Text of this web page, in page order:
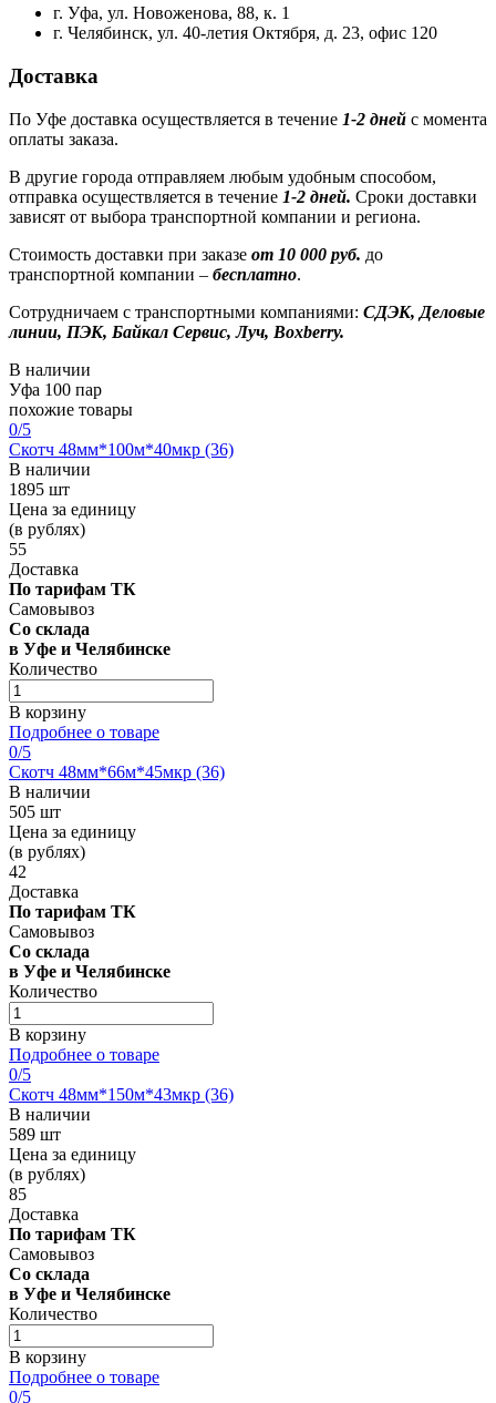
г. Уфа, ул. Новоженова, 88, к. 1
г. Челябинск, ул. 40-летия Октября, д. 23, офис 120
Доставка
По Уфе доставка осуществляется в течение 1-2 дней с момента
оплаты заказа.
В другие города отправляем любым удобным способом,
отправка осуществляется в течение 1-2 дней. Сроки доставки
зависят от выбора транспортной компании и региона.
Стоимость доставки при заказе от 10 000 руб. до
транспортной компании – бесплатно.
Сотрудничаем с транспортными компаниями: СДЭК, Деловые
линии, ПЭК, Байкал Сервис, Луч, Boxberry.
В наличии
Уфа 100 пар
похожие товары
0/5
Скотч 48мм*100м*40мкр (36)
В наличии
1895 шт
Цена за единицу
(в рублях)
55
Доставка
По тарифам ТК
Самовывоз
Со склада
в Уфе и Челябинске
Количество
В корзину
Подробнее о товаре
0/5
Скотч 48мм*66м*45мкр (36)
В наличии
505 шт
Цена за единицу
(в рублях)
42
Доставка
По тарифам ТК
Самовывоз
Со склада
в Уфе и Челябинске
Количество
В корзину
Подробнее о товаре
0/5
Скотч 48мм*150м*43мкр (36)
В наличии
589 шт
Цена за единицу
(в рублях)
85
Доставка
По тарифам ТК
Самовывоз
Со склада
в Уфе и Челябинске
Количество
В корзину
Подробнее о товаре
0/5